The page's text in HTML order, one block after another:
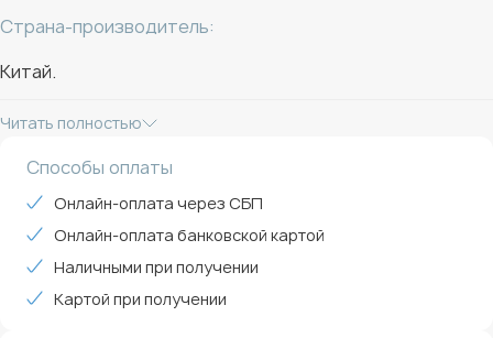
Страна-производитель:
Китай.
Читать полностью
Способы оплаты
Онлайн-оплата через СБП
Онлайн-оплата банковской картой
Наличными при получении
Картой при получении